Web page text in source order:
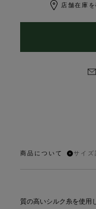
店舗在庫
商品について サイズ
質の高いシルク糸を使用